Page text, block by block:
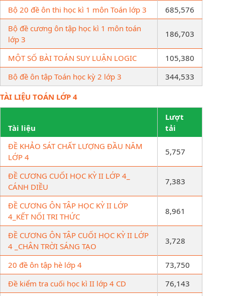
Bộ 20 đề ôn thi học kì 1 môn Toán lớp 3
685,576
Bộ đề cương ôn tập học kì 1 môn toán
lớp 3
186,703
MỘT SỐ BÀI TOÁN SUY LUẬN LOGIC
105,380
Bộ đề ôn tập Toán học kỳ 2 lớp 3
344,533
TÀI LIỆU TOÁN LỚP 4
Tài liệu
Lượt
tải
ĐỀ KHẢO SÁT CHẤT LƯỢNG ĐẦU NĂM
LỚP 4
5,757
ĐỀ CƯƠNG CUỐI HỌC KỲ II LỚP 4_
CÁNH DIỀU
7,383
ĐỀ CƯƠNG ÔN TẬP HỌC KỲ II LỚP
4_KẾT NỐI TRI THỨC
8,961
ĐỀ CƯƠNG ÔN TẬP CUỐI HỌC KỲ II LỚP
4 _CHÂN TRỜI SÁNG TẠO
3,728
20 đề ôn tập hè lớp 4
73,750
Đề kiểm tra cuối học kì II lớp 4 CD
76,143